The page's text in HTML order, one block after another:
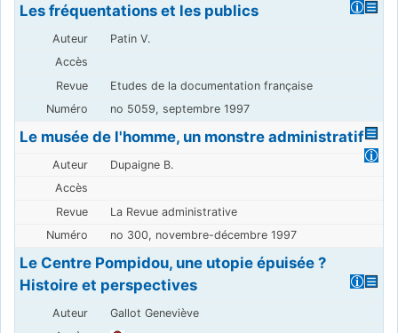
Les fréquentations et les publics
Patin V.
Etudes de la documentation française
no 5059, septembre 1997
Le musée de l'homme, un monstre administratif
Dupaigne B.
La Revue administrative
no 300, novembre-décembre 1997
Le Centre Pompidou, une utopie épuisée ?
Histoire et perspectives
Gallot Geneviève